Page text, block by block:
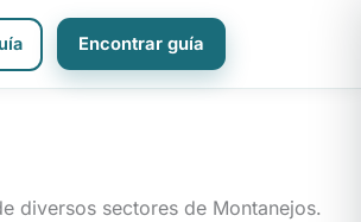
Encontrar guía
diversos sectores de Montanejos.